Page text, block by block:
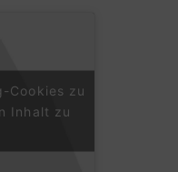
Cookies zu
Inhalt zu